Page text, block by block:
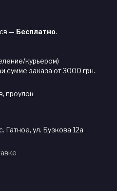
— Бесплатно.
курьером)
сумме заказа от 3000 грн.
проулок
Гатное, ул. Бузкова 12а